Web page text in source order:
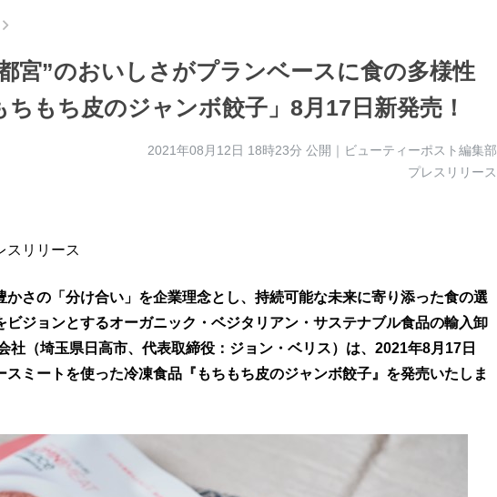
宮”のおいしさがプランベースに食の多様性
ちもち皮のジャンボ餃子」8月17日新発売！
2021年08月12日 18時23分 公開｜ビューティーポスト編集部
プレスリリース
スリリース
かさの「分け合い」を企業理念とし、持続可能な未来に寄り添った食の選
ビジョンとするオーガニック・ベジタリアン・サステナブル食品の輸入卸
社（埼玉県日高市、代表取締役：ジョン・ベリス）は、2021年8月17日
スミートを使った冷凍食品『もちもち皮のジャンボ餃子』を発売いたしま